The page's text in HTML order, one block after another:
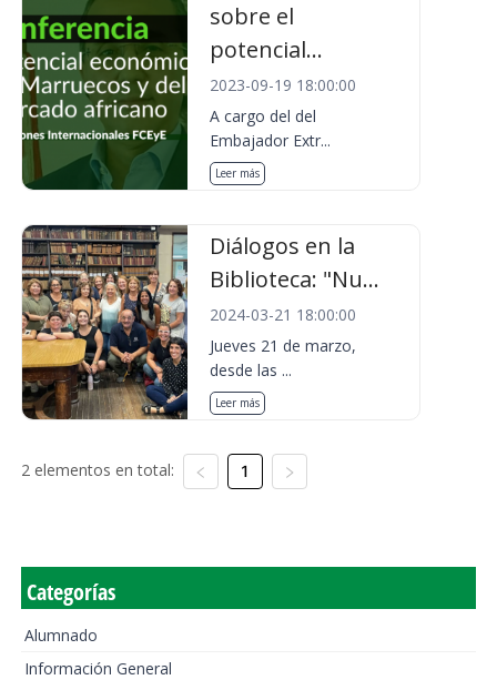
sobre el
potencial...
2023-09-19 18:00:00
A cargo del del
Embajador Extr...
Leer más
Diálogos en la
Biblioteca: "Nu...
2024-03-21 18:00:00
Jueves 21 de marzo,
desde las ...
Leer más
2 elementos en total: 1
Categorías
Alumnado
Información General